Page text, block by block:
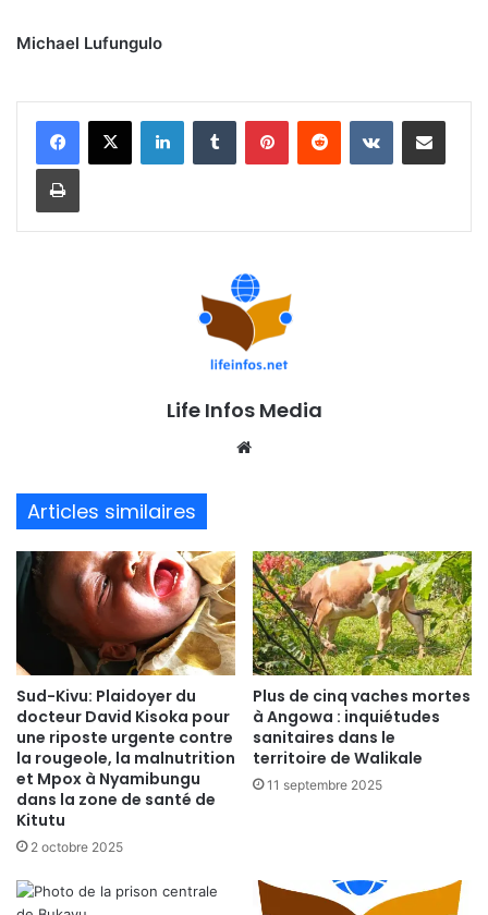
Michael Lufungulo
Life Infos Media
Articles similaires
Sud-Kivu: Plaidoyer du
docteur David Kisoka pour
une riposte urgente contre
la rougeole, la malnutrition
et Mpox à Nyamibungu
dans la zone de santé de
Kitutu
2 octobre 2025
Plus de cinq vaches mortes
à Angowa : inquiétudes
sanitaires dans le
territoire de Walikale
11 septembre 2025